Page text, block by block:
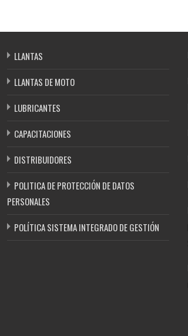
LLANTAS
LLANTAS DE MOTO
LUBRICANTES
CAPACITACIONES
DISTRIBUIDORES
POLITICA DE PROTECCIÓN DE DATOS
PERSONALES
POLÍTICA SISTEMA INTEGRADO DE GESTIÓN